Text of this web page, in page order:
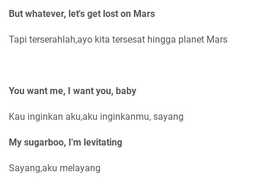
But whatever, let's get lost on Mars
Tapi terserahlah,ayo kita tersesat hingga planet Mars
You want me, I want you, baby
Kau inginkan aku,aku inginkanmu, sayang
My sugarboo, I'm levitating
Sayang,aku melayang